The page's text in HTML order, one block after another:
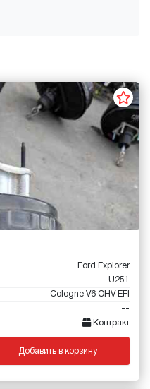
Ford Explorer
U251
Cologne V6 OHV EFI
--
Контракт
Добавить в корзину